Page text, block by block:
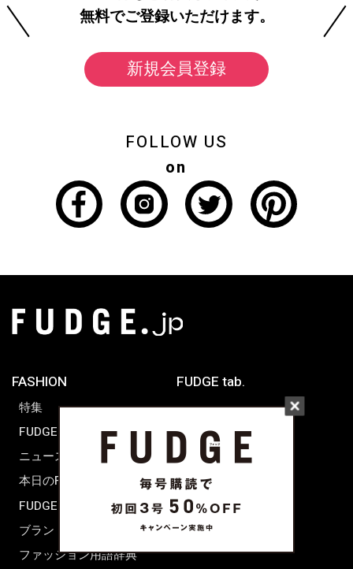
無料でご登録いただけます。
新規会員登録
FOLLOW US
on
FASHION
特集
FUDGE dig.
ニュース
本日のFUDGE GIRL
FUDGE FRIEND
ブランドピックアップ
ファッション用語辞典
FUDGE tab.
WORLD SNAP
TOKYO
PARIS
LONDON